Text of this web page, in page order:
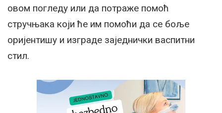
овом погледу или да потраже помоћ
стручњака који ће им помоћи да се боље
оријентишу и изграде заједнички васпитни
стил.